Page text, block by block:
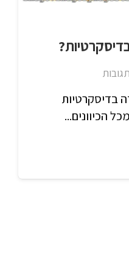
תגובות
בדיסקרטיות
הכיוונים...